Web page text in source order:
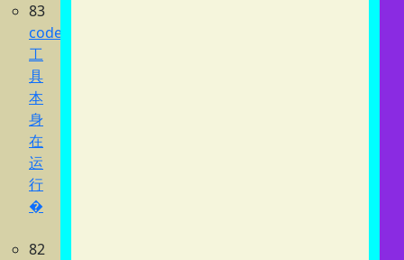
83
codex
工
具
本
身
在
运
行
�
82